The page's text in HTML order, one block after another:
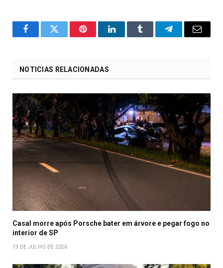
o
Twitter PinterestLinkedInTumblr Telegrama
E-
NOTICIAS RELACIONADAS
Casal morre após Porsche bater em árvore e pegar fogo no
interior de SP
13 DE JULHO DE 2026